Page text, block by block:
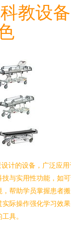
教设备
计的设备，广泛应用
与实用性功能，如
帮助学员掌握患者搬
际操作强化学习效
具。